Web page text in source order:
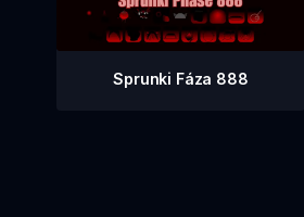
Sprunki Fáza 888